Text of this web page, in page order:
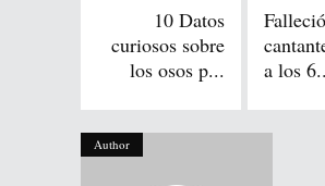
10 Datos
curiosos sobre
los osos p...
a los
Author